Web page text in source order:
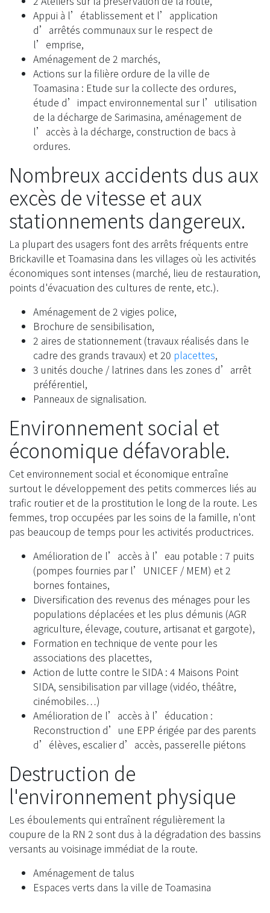
Appui à l’établissement et l’application
d’arrêtés communaux sur le respect de
l’emprise,
Aménagement de 2 marchés,
Actions sur la filière ordure de la ville de
Toamasina : Etude sur la collecte des ordures,
étude d’impact environnemental sur l’utilisation
de la décharge de Sarimasina, aménagement de
l’accès à la décharge, construction de bacs à
ordures.
Nombreux accidents dus aux
excès de vitesse et aux
stationnements dangereux.
La plupart des usagers font des arrêts fréquents entre
Brickaville et Toamasina dans les villages où les activités
économiques sont intenses (marché, lieu de restauration,
points d'évacuation des cultures de rente, etc.).
Aménagement de 2 vigies police,
Brochure de sensibilisation,
2 aires de stationnement (travaux réalisés dans le
cadre des grands travaux) et 20 placettes,
3 unités douche / latrines dans les zones d’arrêt
préférentiel,
Panneaux de signalisation.
Environnement social et
économique défavorable.
Cet environnement social et économique entraîne
surtout le développement des petits commerces liés au
trafic routier et de la prostitution le long de la route. Les
femmes, trop occupées par les soins de la famille, n'ont
pas beaucoup de temps pour les activités productrices.
Amélioration de l’accès à l’eau potable : 7 puits
(pompes fournies par l’UNICEF / MEM) et 2
bornes fontaines,
Diversification des revenus des ménages pour les
populations déplacées et les plus démunis (AGR
agriculture, élevage, couture, artisanat et gargote),
Formation en technique de vente pour les
associations des placettes,
Action de lutte contre le SIDA : 4 Maisons Point
SIDA, sensibilisation par village (vidéo, théâtre,
cinémobiles…)
Amélioration de l’accès à l’éducation :
Reconstruction d’une EPP érigée par des parents
d’élèves, escalier d’accès, passerelle piétons
Destruction de
l'environnement physique
Les éboulements qui entraînent régulièrement la
coupure de la RN 2 sont dus à la dégradation des bassins
versants au voisinage immédiat de la route.
Aménagement de talus
Espaces verts dans la ville de Toamasina